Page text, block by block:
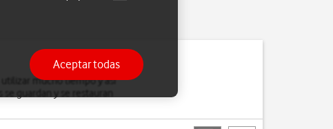
mucho tiempo y así
guardan y se restauran
Aceptar todas